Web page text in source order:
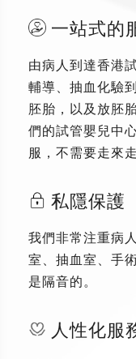
一站式的
由病人到達香港
輔導、抽血化驗
胚胎，以及放胚
們的試管嬰兒中
服，不需要走來走
私隱保護
我們非常注重病
室、抽血室、手
是隔音的。
人性化服